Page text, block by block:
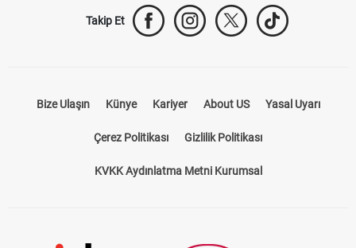
Takip Et
Bize Ulaşın Künye Kariyer About US Yasal Uyarı
Çerez Politikası Gizlilik Politikası
KVKK Aydınlatma Metni Kurumsal